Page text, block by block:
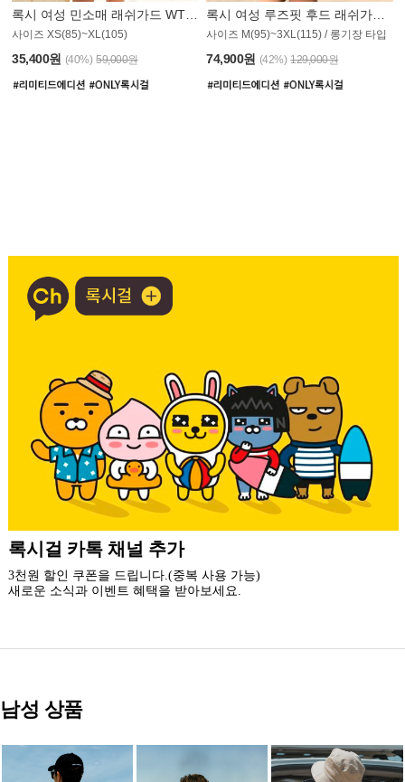
사이즈 XS(85)~XL(105)
35,400원 (40%) 59,000원
사이즈 M(95)~3XL(115) / 롱기장 타입
74,900원 (42%) 129,000원
더 가까운 쇼핑, 록시걸 모바일 앱
빠른쇼핑! 간편결제! 모바일에 딱 맞춘 쇼핑 앱
지금 설치하고 추가 할인 받아 가세요.
남성 상품